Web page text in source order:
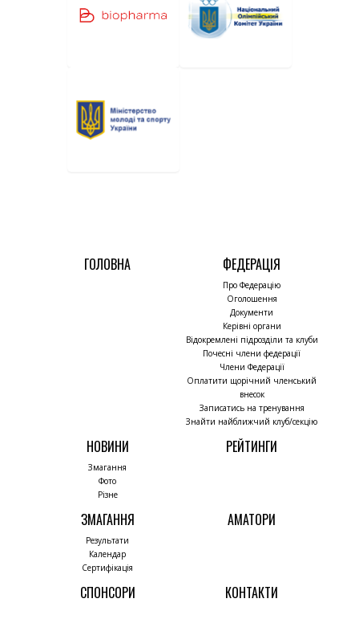
ГОЛОВНА ФЕДЕРАЦІЯ
Про Федерацію
Оголошення
Документи
Керівні органи
Відокремлені підрозділи та клуби
Почесні члени федерації
Члени Федерації
Оплатити щорічний членський
внесок
Записатись на тренування
Знайти найближчий клуб/секцію
НОВИНИ
Змагання
Фото
Різне
РЕЙТИНГИ
ЗМАГАННЯ
Результати
Календар
Сертифікація
АМАТОРИ
СПОНСОРИ
КОНТАКТИ